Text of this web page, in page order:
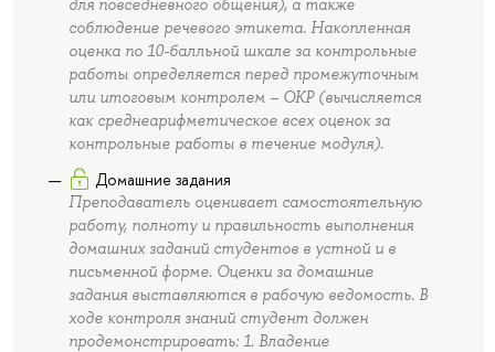
для повседневного общения), а также
соблюдение речевого этикета. Накопленная
оценка по 10-балльной шкале за контрольные
работы определяется перед промежуточным
или итоговым контролем – ОКР (вычисляется
как среднеарифметическое всех оценок за
контрольные работы в течение модуля).
Домашние задания
Преподаватель оценивает самостоятельную
работу, полноту и правильность выполнения
домашних заданий студентов в устной и в
письменной форме. Оценки за домашние
задания выставляются в рабочую ведомость. В
ходе контроля знаний студент должен
продемонстрировать: 1. Владение